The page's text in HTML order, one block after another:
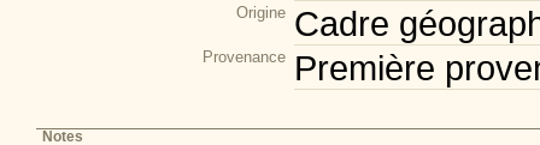
Origine Cadre
Provenance Première
Notes